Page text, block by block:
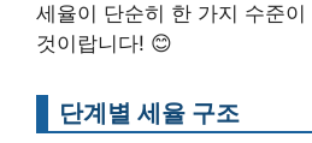
세율이 단순히 한 가지 수준이
것이랍니다! 😊
단계별 세율 구조